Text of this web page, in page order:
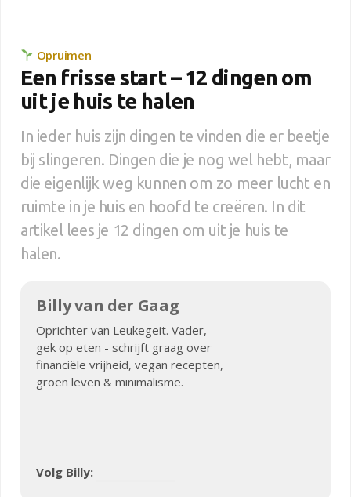
Opruimen
Een frisse start – 12 dingen om
uit je huis te halen
In ieder huis zijn dingen te vinden die er beetje
bij slingeren. Dingen die je nog wel hebt, maar
die eigenlijk weg kunnen om zo meer lucht en
ruimte in je huis en hoofd te creëren. In dit
artikel lees je 12 dingen om uit je huis te
halen.
Billy van der Gaag
Oprichter van Leukegeit. Vader,
gek op eten - schrijft graag over
financiële vrijheid, vegan recepten,
groen leven & minimalisme.
Volg Billy: